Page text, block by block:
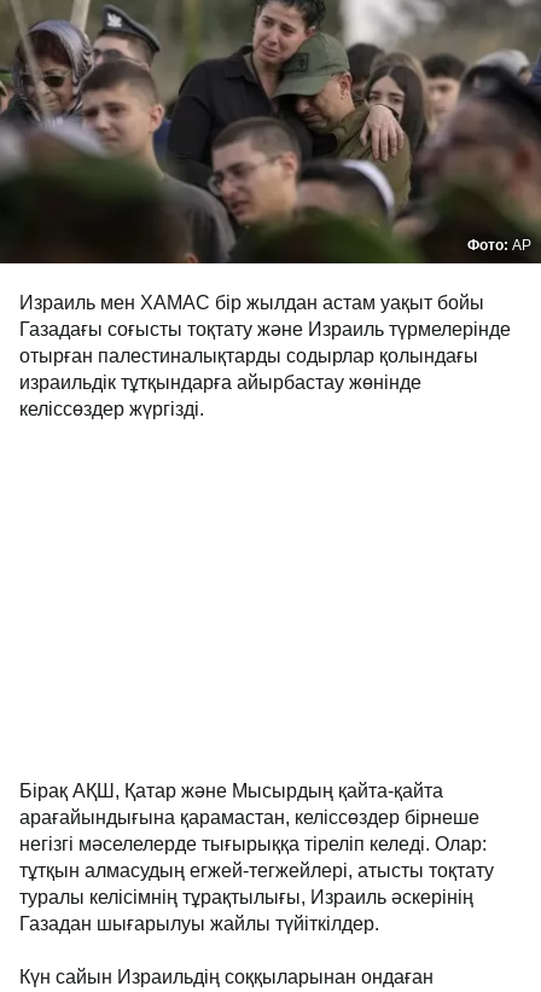
Фото: AP
Израиль мен ХАМАС бір жылдан астам уақыт бойы
Газадағы соғысты тоқтату және Израиль түрмелерінде
отырған палестиналықтарды содырлар қолындағы
израильдік тұтқындарға айырбастау жөнінде
келіссөздер жүргізді.
Бірақ АҚШ, Қатар және Мысырдың қайта-қайта
арағайындығына қарамастан, келіссөздер бірнеше
негізгі мәселелерде тығырыққа тіреліп келеді. Олар:
тұтқын алмасудың егжей-тегжейлері, атысты тоқтату
туралы келісімнің тұрақтылығы, Израиль әскерінің
Газадан шығарылуы жайлы түйіткілдер.
Күн сайын Израильдің соққыларынан ондаған